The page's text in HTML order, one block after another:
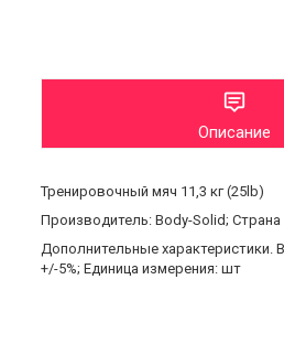
Описание
Тренировочный мяч 11,3 кг (25lb)
Производитель: Body-Solid;
Дополнительные характеристики.
+/-5%; Единица измерения: шт